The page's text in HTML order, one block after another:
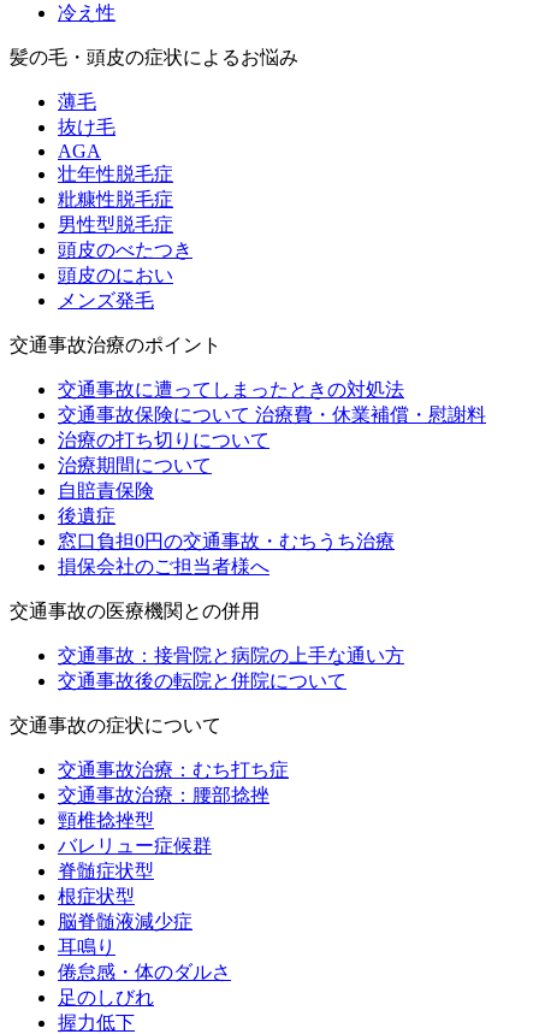
冷え性
髪の毛・頭皮の症状によるお悩み
薄毛
抜け毛
AGA
壮年性脱毛症
粃糠性脱毛症
男性型脱毛症
頭皮のべたつき
頭皮のにおい
メンズ発毛
交通事故治療のポイント
交通事故に遭ってしまったときの対処法
交通事故保険について 治療費・休業補償・慰謝料
治療の打ち切りについて
治療期間について
自賠責保険
後遺症
窓口負担0円の交通事故・むちうち治療
損保会社のご担当者様へ
交通事故の医療機関との併用
交通事故：接骨院と病院の上手な通い方
交通事故後の転院と併院について
交通事故の症状について
交通事故治療：むち打ち症
交通事故治療：腰部捻挫
頸椎捻挫型
バレリュー症候群
脊髄症状型
根症状型
脳脊髄液減少症
耳鳴り
倦怠感・体のダルさ
足のしびれ
握力低下